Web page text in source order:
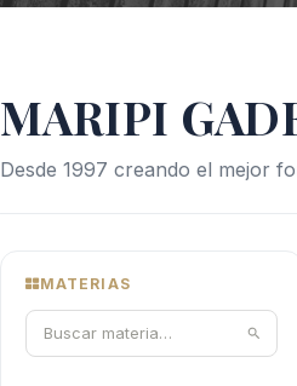
MARIPI
Desde 1997 creando el mejor
MATERIAS